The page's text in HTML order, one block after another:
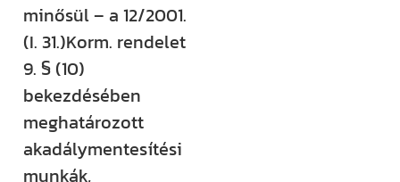
minősül – a 12/2001.
(I. 31.)Korm. rendelet
9. § (10)
bekezdésében
meghatározott
akadálymentesítési
munkák,